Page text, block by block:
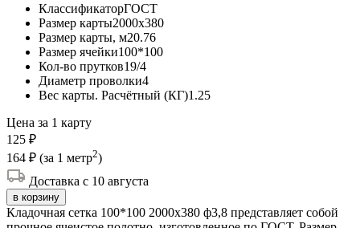
КлассификаторГОСТ
Размер карты2000х380
Размер карты, м20.76
Размер ячейки100*100
Кол-во прутков19/4
Диаметр проволки4
Вес карты. Расчётный (КГ)1.25
Цена за 1 карту
125 ₽
164 ₽ (за 1 метр2)
Доставка с 10 августа
в корзину
Кладочная сетка 100*100 2000х380 ф3,8 представляет собой